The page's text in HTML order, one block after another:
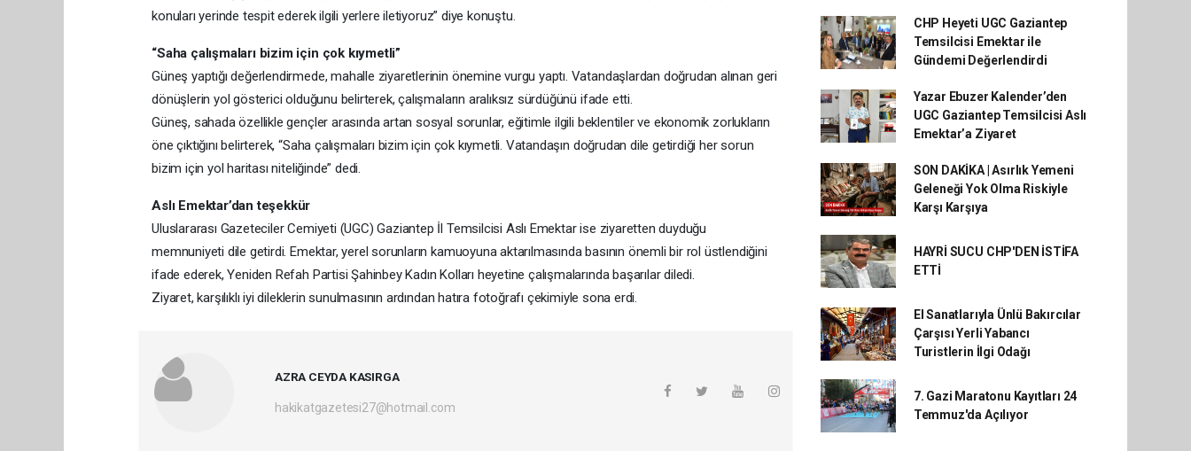
konuları yerinde tespit ederek ilgili yerlere iletiyoruz” diye konuştu.
“Saha çalışmaları bizim için çok kıymetli”
Güneş yaptığı değerlendirmede, mahalle ziyaretlerinin önemine vurgu yaptı. Vatandaşlardan doğrudan alınan geri
dönüşlerin yol gösterici olduğunu belirterek, çalışmaların aralıksız sürdüğünü ifade etti.
Güneş, sahada özellikle gençler arasında artan sosyal sorunlar, eğitimle ilgili beklentiler ve ekonomik zorlukların
öne çıktığını belirterek, “Saha çalışmaları bizim için çok kıymetli. Vatandaşın doğrudan dile getirdiği her sorun
bizim için yol haritası niteliğinde” dedi.
Aslı Emektar’dan teşekkür
Uluslararası Gazeteciler Cemiyeti (UGC) Gaziantep İl Temsilcisi Aslı Emektar ise ziyaretten duyduğu
memnuniyeti dile getirdi. Emektar, yerel sorunların kamuoyuna aktarılmasında basının önemli bir rol üstlendiğini
ifade ederek, Yeniden Refah Partisi Şahinbey Kadın Kolları heyetine çalışmalarında başarılar diledi.
Ziyaret, karşılıklı iyi dileklerin sunulmasının ardından hatıra fotoğrafı çekimiyle sona erdi.
AZRA CEYDA KASIRGA
hakikatgazetesi27@hotmail.com
CHP Heyeti UGC Gaziantep
Temsilcisi Emektar ile
Gündemi Değerlendirdi
Yazar Ebuzer Kalender’den
UGC Gaziantep Temsilcisi Aslı
Emektar’a Ziyaret
SON DAKİKA | Asırlık Yemeni
Geleneği Yok Olma Riskiyle
Karşı Karşıya
HAYRİ SUCU CHP'DEN İSTİFA
ETTİ
El Sanatlarıyla Ünlü Bakırcılar
Çarşısı Yerli Yabancı
Turistlerin İlgi Odağı
7. Gazi Maratonu Kayıtları 24
Temmuz'da Açılıyor